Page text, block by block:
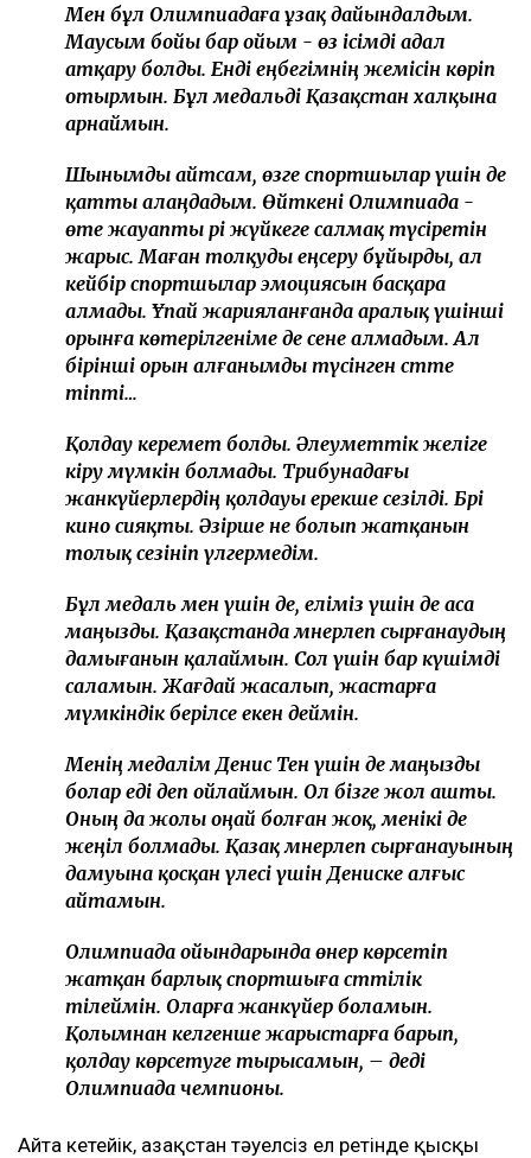
Мен бұл Олимпиадаға ұзақ дайындалдым.
Маусым бойы бар ойым - өз ісімді адал
атқару болды. Енді еңбегімнің жемісін көріп
отырмын. Бұл медальді Қазақстан халқына
арнаймын.
Шынымды айтсам, өзге спортшылар үшін де
қатты алаңдадым. Өйткені Олимпиада -
өте жауапты әрі жүйкеге салмақ түсіретін
жарыс. Маған толқуды еңсеру бұйырды, ал
кейбір спортшылар эмоциясын басқара
алмады. Ұпай жарияланғанда аралық үшінші
орынға көтерілгеніме де сене алмадым. Ал
бірінші орын алғанымды түсінген сәтте
тіпті…
Қолдау керемет болды. Әлеуметтік желіге
кіру мүмкін болмады. Трибунадағы
жанкүйерлердің қолдауы ерекше сезілді. Бәрі
кино сияқты. Әзірше не болып жатқанын
толық сезініп үлгермедім.
Бұл медаль мен үшін де, еліміз үшін де аса
маңызды. Қазақстанда мәнерлеп сырғанаудың
дамығанын қалаймын. Сол үшін бар күшімді
саламын. Жағдай жасалып, жастарға
мүмкіндік берілсе екен деймін.
Менің медалім Денис Тен үшін де маңызды
болар еді деп ойлаймын. Ол бізге жол ашты.
Оның да жолы оңай болған жоқ, менікі де
жеңіл болмады. Қазақ мәнерлеп сырғанауының
дамуына қосқан үлесі үшін Дениске алғыс
айтамын.
Олимпиада ойындарында өнер көрсетіп
жатқан барлық спортшыға сәттілік
тілеймін. Оларға жанкүйер боламын.
Қолымнан келгенше жарыстарға барып,
қолдау көрсетуге тырысамын, – деді
Олимпиада чемпионы.
Айта кетейік, Қазақстан тәуелсіз ел ретінде қысқы